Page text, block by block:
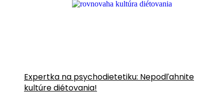
Expertka na psychodietetiku: Nepodľahnite
kultúre diétovania!